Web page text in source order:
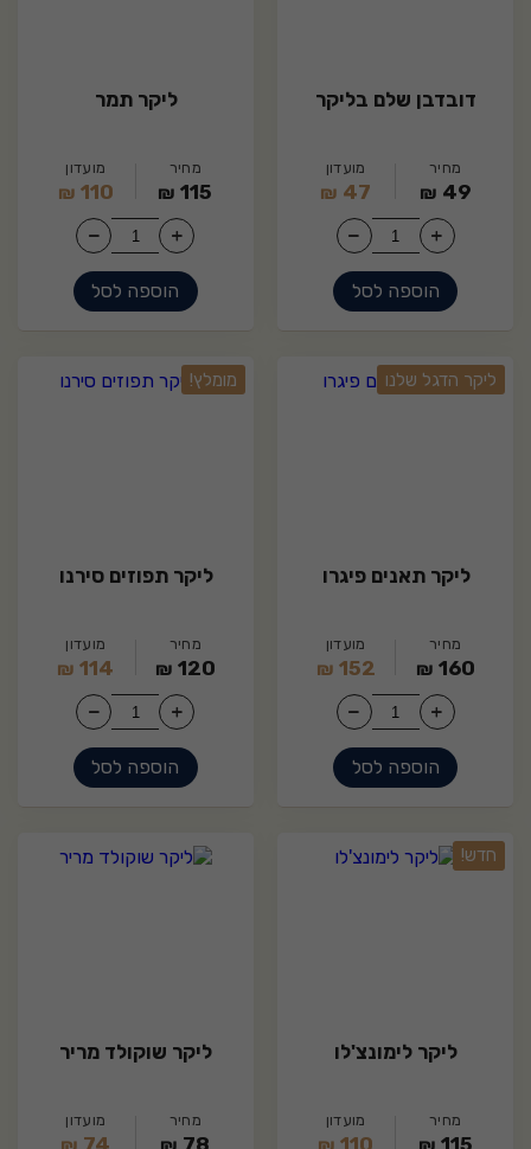
דובדבן שלם בליקר
מחיר
49
₪
מועדון
47
₪
הוספה לסל
ליקר תמר
מחיר
115
₪
מועדון
110
₪
הוספה לסל
ליקר תאנים פיגרו
מחיר
160
₪
מועדון
152
₪
הוספה לסל
ליקר הדגל שלנו
ליקר תפוזים סירנו
מחיר
120
₪
מועדון
114
₪
הוספה לסל
מומלץ!
ליקר לימונצ'לו
מחיר
115
מועדון
110
חדש!
ליקר שוקולד מריר
מחיר
78
מועדון
74